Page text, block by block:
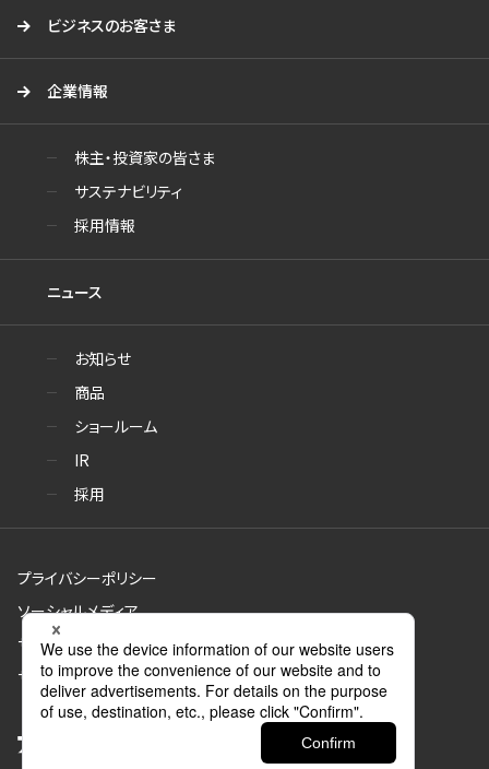
ビジネスのお客さま
企業情報
株主・投資家の皆さま
サステナビリティ
採用情報
ニュース
お知らせ
商品
ショールーム
IR
採用
プライバシーポリシー
ソーシャルメディア
サイトのご利用について
サイトマップ